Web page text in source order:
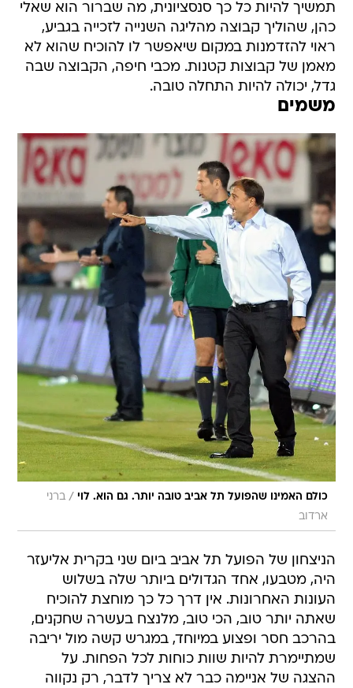
תמשיך להיות כל כך סנסציונית, מה שברור הוא שאלי
כהן, שהוליך קבוצה מהליגה השנייה לזכייה בגביע,
ראוי להזדמנות במקום שיאפשר לו להוכיח שהוא לא
מאמן של קבוצות קטנות. מכבי חיפה, הקבוצה שבה
גדל, יכולה להיות התחלה טובה.
משמים
כולם האמינו שהפועל תל אביב טובה יותר. גם הוא. לוי / ברני
ארדוב
הניצחון של הפועל תל אביב ביום שני בקרית אליעזר
היה, מטבעו, אחד הגדולים ביותר שלה בשלוש
העונות האחרונות. אין דרך כל כך מוחצת להוכיח
שאתה יותר טוב, הכי טוב, מלנצח בעשרה שחקנים,
בהרכב חסר ופצוע במיוחד, במגרש קשה מול יריבה
שמתיימרת להיות שוות כוחות לכל הפחות. על
ההצגה של אניימה כבר לא צריך לדבר, רק נקווה